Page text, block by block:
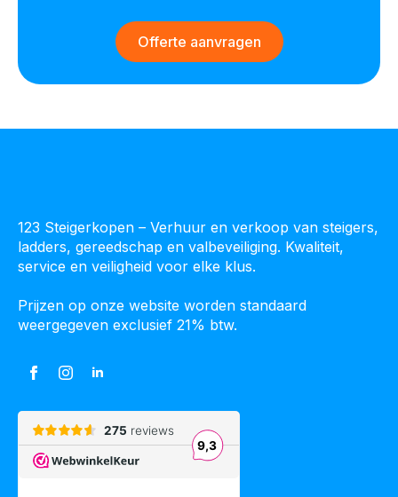
Offerte aanvragen
123 Steigerkopen – Verhuur en verkoop van steigers,
ladders, gereedschap en valbeveiliging. Kwaliteit,
service en veiligheid voor elke klus.
Prijzen op onze website worden standaard
weergegeven exclusief 21% btw.